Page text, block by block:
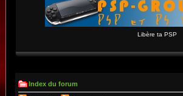
Libère ta PSP
Index du forum